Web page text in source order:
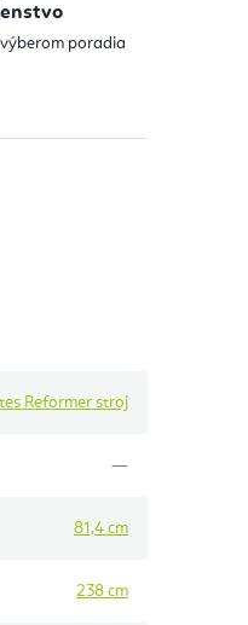
poradia
Reformer stroj
—
81,4 cm
238 cm